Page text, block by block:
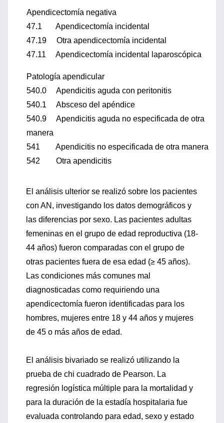
Apendicectomía negativa
47.1 Apendicectomía incidental
47.19 Otra apendicectomía incidental
47.11 Apendicectomía incidental laparoscópica
Patología apendicular
540.0 Apendicitis aguda con peritonitis
540.1 Absceso del apéndice
540.9 Apendicitis aguda no especificada de otra
manera
541 Apendicitis no especificada de otra manera
542 Otra apendicitis
El análisis ulterior se realizó sobre los pacientes
con AN, investigando los datos demográficos y
las diferencias por sexo. Las pacientes adultas
femeninas en el grupo de edad reproductiva (18-
44 años) fueron comparadas con el grupo de
otras pacientes fuera de esa edad (≥ 45 años).
Las condiciones más comunes mal
diagnosticadas como requiriendo una
apendicectomía fueron identificadas para los
hombres, mujeres entre 18 y 44 años y mujeres
de 45 o más años de edad.
El análisis bivariado se realizó utilizando la
prueba de chi cuadrado de Pearson. La
regresión logística múltiple para la mortalidad y
para la duración de la estadía hospitalaria fue
evaluada controlando para edad, sexo y estado